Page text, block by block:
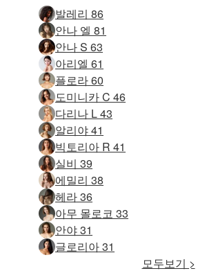
발레리 86
안나 엘 81
안나 S 63
아리엘 61
플로라 60
도미니카 C 46
다리나 L 43
알리야 41
빅토리아 R 41
실비 39
에밀리 38
헤라 36
아무 몰로코 33
안야 31
글로리아 31
모두보기 >